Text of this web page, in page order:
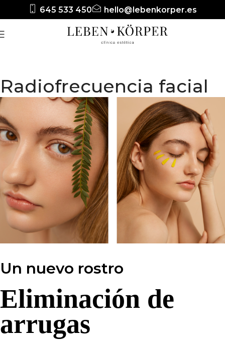
645 533 450 hello@lebenkorper.es
Radiofrecuencia facial
Un nuevo rostro
Eliminación de
arrugas